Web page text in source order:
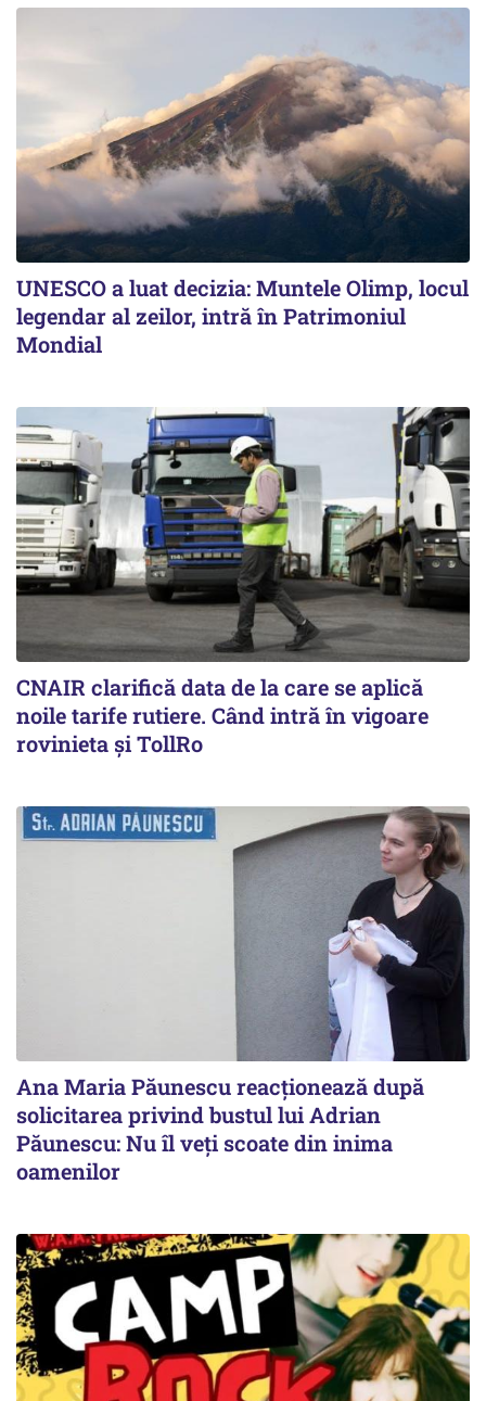
UNESCO a luat decizia: Muntele Olimp, locul
legendar al zeilor, intră în Patrimoniul
Mondial
CNAIR clarifică data de la care se aplică
noile tarife rutiere. Când intră în vigoare
rovinieta și TollRo
Ana Maria Păunescu reacționează după
solicitarea privind bustul lui Adrian
Păunescu: Nu îl veți scoate din inima
oamenilor